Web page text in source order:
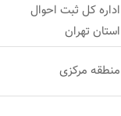
اداره کل ثبت احوال
استان تهران
منطقه مرکزی